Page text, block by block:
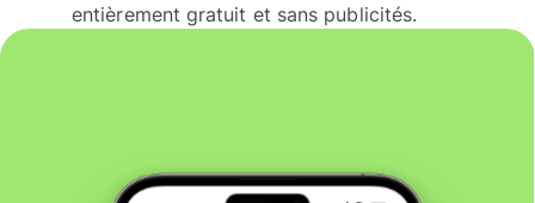
entièrement gratuit et sans publicités.